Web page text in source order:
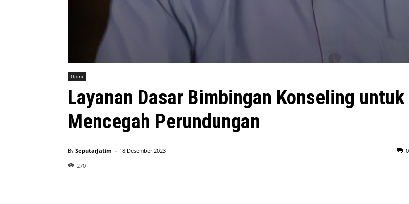
Opini
Layanan Dasar Bimbingan Konseling untuk
Mencegah Perundungan
By SeputarJatim - 0
18 Desember 2023
270